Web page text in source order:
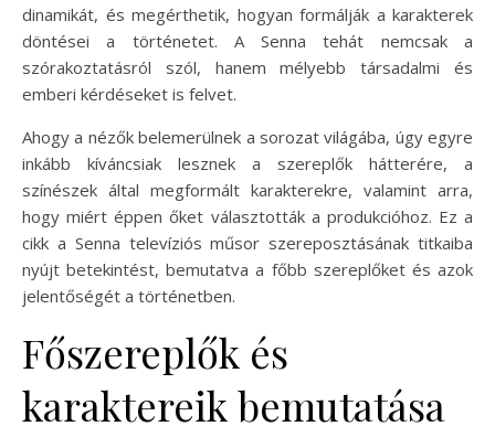
dinamikát, és megérthetik, hogyan formálják a karakterek
döntései a történetet. A Senna tehát nemcsak a
szórakoztatásról szól, hanem mélyebb társadalmi és
emberi kérdéseket is felvet.
Ahogy a nézők belemerülnek a sorozat világába, úgy egyre
inkább kíváncsiak lesznek a szereplők hátterére, a
színészek által megformált karakterekre, valamint arra,
hogy miért éppen őket választották a produkcióhoz. Ez a
cikk a Senna televíziós műsor szereposztásának titkaiba
nyújt betekintést, bemutatva a főbb szereplőket és azok
jelentőségét a történetben.
Főszereplők és
karaktereik bemutatása